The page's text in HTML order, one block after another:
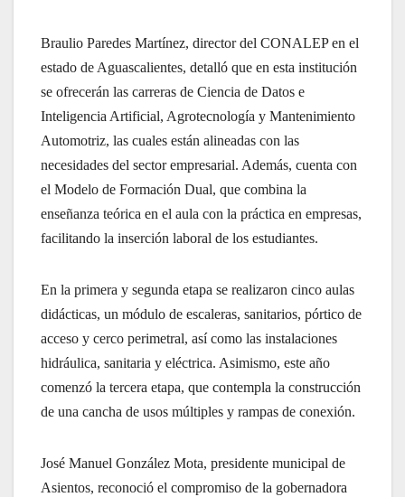
Braulio Paredes Martínez, director del CONALEP en el
estado de Aguascalientes, detalló que en esta institución
se ofrecerán las carreras de Ciencia de Datos e
Inteligencia Artificial, Agrotecnología y Mantenimiento
Automotriz, las cuales están alineadas con las
necesidades del sector empresarial. Además, cuenta con
el Modelo de Formación Dual, que combina la
enseñanza teórica en el aula con la práctica en empresas,
facilitando la inserción laboral de los estudiantes.
En la primera y segunda etapa se realizaron cinco aulas
didácticas, un módulo de escaleras, sanitarios, pórtico de
acceso y cerco perimetral, así como las instalaciones
hidráulica, sanitaria y eléctrica. Asimismo, este año
comenzó la tercera etapa, que contempla la construcción
de una cancha de usos múltiples y rampas de conexión.
José Manuel González Mota, presidente municipal de
Asientos, reconoció el compromiso de la gobernadora